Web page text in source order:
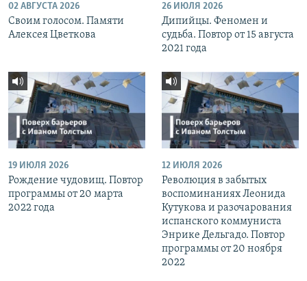
02 АВГУСТА 2026
Своим голосом. Памяти
Алексея Цветкова
26 ИЮЛЯ 2026
Дипийцы. Феномен и
судьба. Повтор от 15 августа
2021 года
19 ИЮЛЯ 2026
Рождение чудовищ. Повтор
программы от 20 марта
2022 года
12 ИЮЛЯ 2026
Революция в забытых
воспоминаниях Леонида
Кутукова и разочарования
испанского коммуниста
Энрике Дельгадо. Повтор
программы от 20 ноября
2022